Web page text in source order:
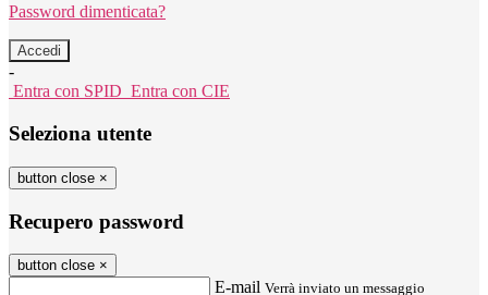
Password dimenticata?
-
Entra con SPID Entra con CIE
Seleziona utente
button close ×
Recupero password
button close ×
E-mail Verrà inviato un messaggio